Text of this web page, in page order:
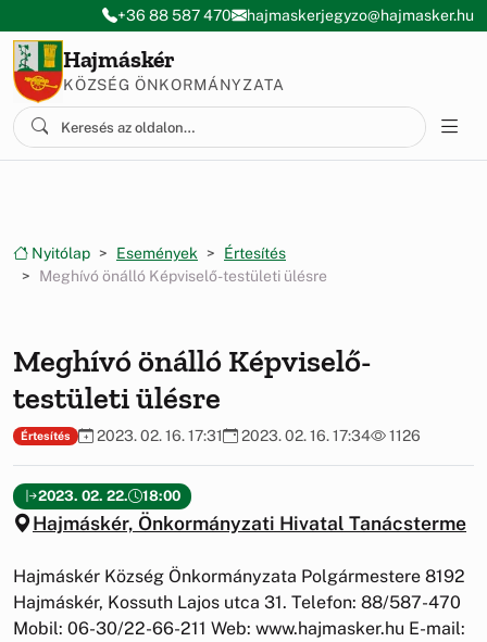
Ugrás a menüre
Ugrás a tartalomra
+36 88 587 470 hajmaskerjegyzo@hajmasker.hu
Hajmáskér
KÖZSÉG ÖNKORMÁNYZATA
Nyitólap Események
Értesítés
Meghívó önálló Képviselő-testületi ülésre
Meghívó önálló Képviselő-
testületi ülésre
Értesítés 2023. 02. 16. 17:31 2023. 02. 16. 17:34 1126
2023. 02. 22. 18:00
Hajmáskér, Önkormányzati Hivatal Tanácsterme
Hajmáskér Község Önkormányzata Polgármestere 8192
Hajmáskér, Kossuth Lajos utca 31. Telefon: 88/587-470
Mobil: 06-30/22-66-211 Web: www.hajmasker.hu E-mail: